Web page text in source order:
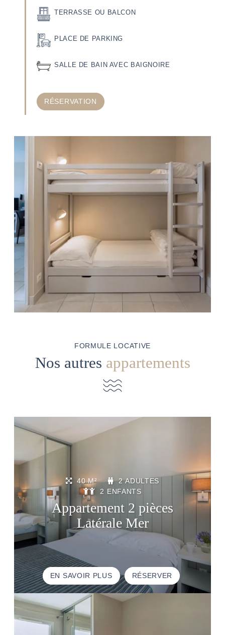
TERRASSE OU BALCON
PLACE DE PARKING
SALLE DE BAIN AVEC BAIGNOIRE
RÉSERVATION
FORMULE LOCATIVE
Nos autres appartements
Appartement 2 pièces
Latérale Mer
40 M²
2 ADULTES
2 ENFANTS
EN SAVOIR PLUS RÉSERVER